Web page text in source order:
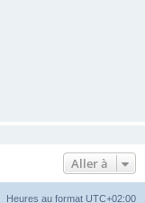
Aller à
Heures au format UTC+02:00